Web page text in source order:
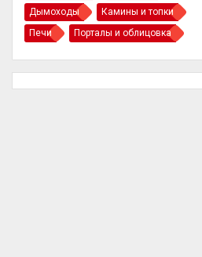
Дымоходы
Камины и топки
Печи
Порталы и облицовка